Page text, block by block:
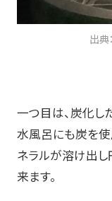
出典：
一つ目は、炭化し
水風呂にも炭を使
ネラルが溶け出
来ます。